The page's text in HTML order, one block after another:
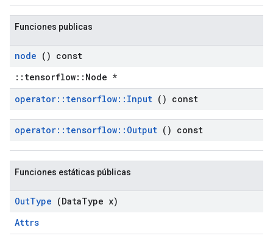
Funciones publicas
node () const
::tensorflow::Node *
operator:: tensorflow:: Input () const
operator:: tensorflow:: Output () const
Funciones estáticas públicas
OutType (DataType x)
Attrs